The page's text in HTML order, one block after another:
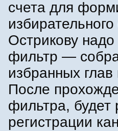
счета для
Острикову
фильтр —
избранных
После
фильтра, будет
регистрации